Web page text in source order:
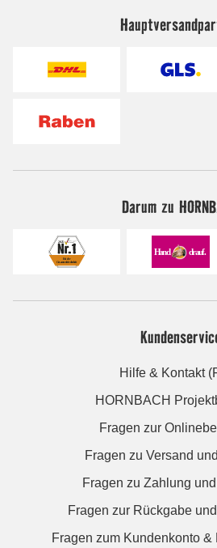
Darum zu
Hilfe & Kontakt
HORNBACH
Fragen zur
Fragen zu Versand
Fragen zu Zahlung
Fragen zur Rückgabe
Fragen zum Kundenkonto &